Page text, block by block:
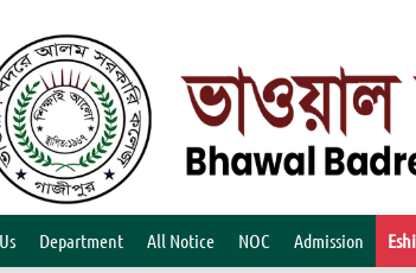
Department All Notice NOC Admission